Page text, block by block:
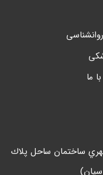
ما
ساختمان ساحل پلاك